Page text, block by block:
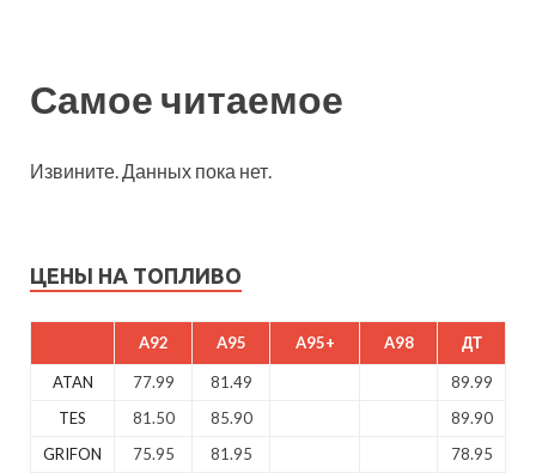
Самое читаемое
Извините. Данных пока нет.
ЦЕНЫ НА ТОПЛИВО
A92 A95 A95+ A98 ДТ
ATAN 77.99 81.49
89.99
TES
81.50 85.90
89.90
GRIFON
75.95 81.95 78.95